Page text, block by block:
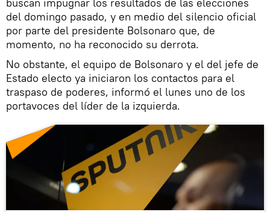
del domingo pasado, y en medio del silencio oficial
por parte del presidente Bolsonaro que, de
momento, no ha reconocido su derrota.
No obstante, el equipo de Bolsonaro y el del jefe de
Estado electo ya iniciaron los contactos para el
traspaso de poderes, informó el lunes uno de los
portavoces del líder de la izquierda.